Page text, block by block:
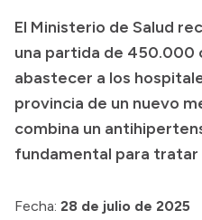
Boletín Oficial
Compras y licitaciones
Consulta de expedientes
Consulta de pago a
Convocatorias
El Ministerio de Salud
una partida de 450.000
abastecer a los
provincia de un nuevo
combina un
fundamental para
Fecha: 28 de julio de 2025